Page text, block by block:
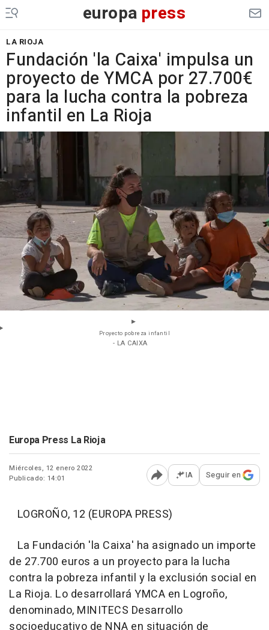
europa press
LA RIOJA
Fundación 'la Caixa' impulsa un
proyecto de YMCA por 27.700€
para la lucha contra la pobreza
infantil en La Rioja
Proyecto pobreza infantil
- LA CAIXA
Europa Press La Rioja
Miércoles, 12 enero 2022
Publicado: 14:01
Abrir opciones para
IA Seguir en
LOGROÑO, 12 (EUROPA PRESS)
La Fundación 'la Caixa' ha asignado un importe
de 27.700 euros a un proyecto para la lucha
contra la pobreza infantil y la exclusión social en
La Rioja. Lo desarrollará YMCA en Logroño,
denominado, MINITECS Desarrollo